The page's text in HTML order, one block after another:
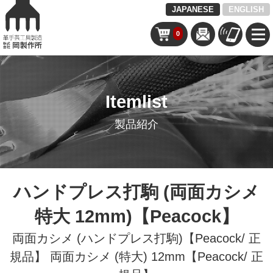
JAPANESE ENGLISH
0
Itemlist
製品紹介
ハンドプレス打駒 (両面カシメ
特大 12mm)【Peacock】
両面カシメ (ハンドプレス打駒)【Peacock/ 正
規品】
両面カシメ (特大) 12mm【Peacock/ 正